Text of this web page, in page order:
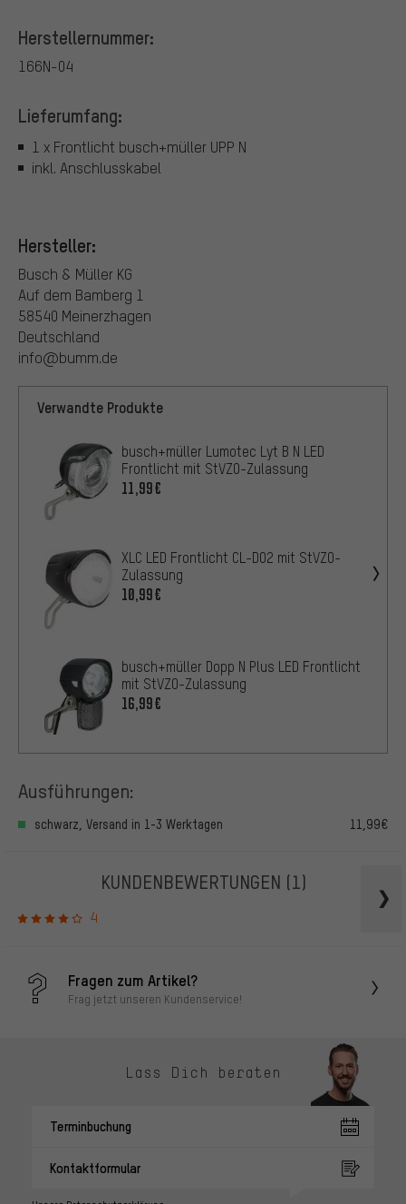
Herstellernummer:
166N-04
Lieferumfang:
1 x Frontlicht busch+müller UPP N
inkl. Anschlusskabel
Hersteller:
Busch & Müller KG
Auf dem Bamberg 1
58540 Meinerzhagen
Deutschland
info@bumm.de
Verwandte Produkte
busch+müller Lumotec Lyt B N LED
Frontlicht mit StVZO-Zulassung
11,99€
XLC LED Frontlicht CL-D02 mit StVZO-
Zulassung
10,99€
busch+müller Dopp N Plus LED Frontlicht
mit StVZO-Zulassung
16,99€
Ausführungen:
schwarz, Versand in 1-3 Werktagen 11,99€
KUNDENBEWERTUNGEN (1)
4
Fragen zum Artikel?
Frag jetzt unseren Kundenservice!
Lass Dich beraten
Terminbuchung
Kontaktformular